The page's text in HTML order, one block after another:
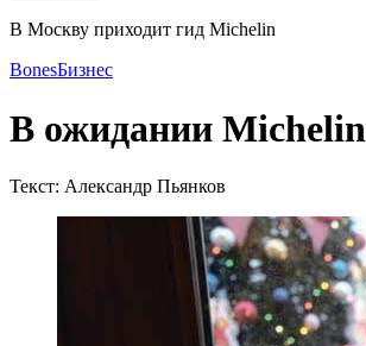
В Москву приходит гид Michelin
BonesБизнес
В ожидании Michelin
Текст: Александр Пьянков